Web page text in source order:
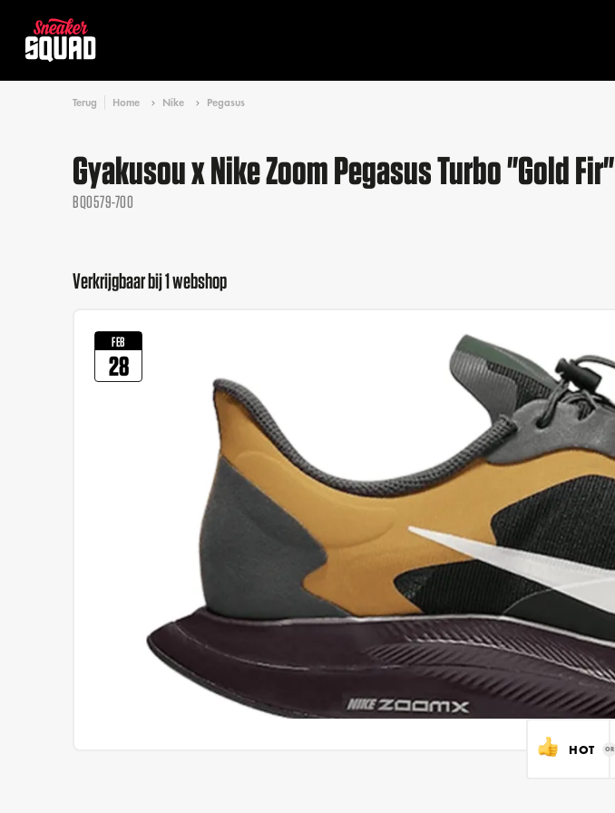
Terug Home Nike Pegasus
Gyakusou x Nike Zoom Pegasus Turbo "Gold Fir"
BQ0579-700
Verkrijgbaar bij 1 webshop
FEB
28
HOT